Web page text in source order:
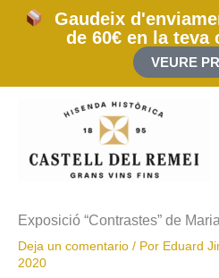
Gaudeix
de 60€ en la teva
VEURE
Exposició “Contrastes” de
Deja un comentario / Por Eduard
2020